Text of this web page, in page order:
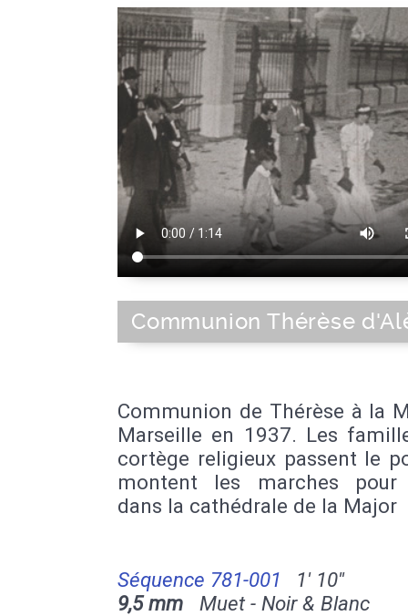
Communion Thérèse
Communion de Thérèse à la
Marseille en 1937. Les
cortège religieux passent le
montent les marches pour
dans la cathédrale de la Major
Séquence 781-001
1' 10''
9,5 mm Muet - Noir & Blanc